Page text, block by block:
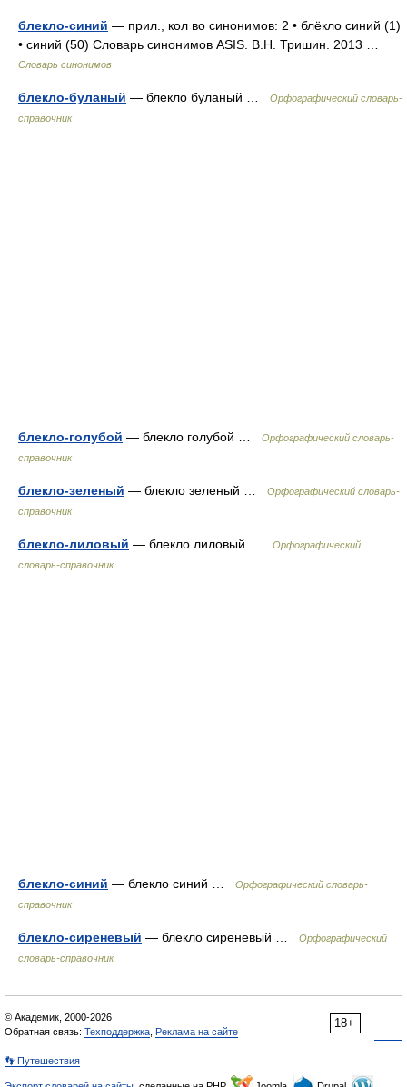
блекло-синий — прил., кол во синонимов: 2 • блёкло синий (1)
• синий (50) Словарь синонимов ASIS. В.Н. Тришин. 2013 …
Словарь синонимов
блекло-буланый — блекло буланый …
Орфографический словарь-
справочник
блекло-голубой — блекло голубой …
Орфографический словарь-
справочник
блекло-зеленый — блекло зеленый …
Орфографический словарь-
справочник
блекло-лиловый — блекло лиловый …
Орфографический
словарь-справочник
блекло-синий — блекло синий …
Орфографический словарь-
справочник
блекло-сиреневый — блекло сиреневый …
Орфографический
словарь-справочник
18+
© Академик, 2000-2026
Обратная связь: Техподдержка Реклама на сайте
👣 Путешествия